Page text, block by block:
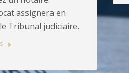
assignera en
Tribunal judiciaire.